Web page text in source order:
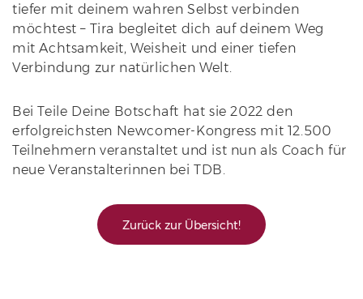
tiefer mit deinem wahren Selbst verbinden
möchtest – Tira begleitet dich auf deinem Weg
mit Achtsamkeit, Weisheit und einer tiefen
Verbindung zur natürlichen Welt.
Bei Teile Deine Botschaft hat sie 2022 den
erfolgreichsten Newcomer-Kongress mit 12.500
Teilnehmern veranstaltet und ist nun als Coach für
neue Veranstalterinnen bei TDB.
Zurück zur Übersicht!